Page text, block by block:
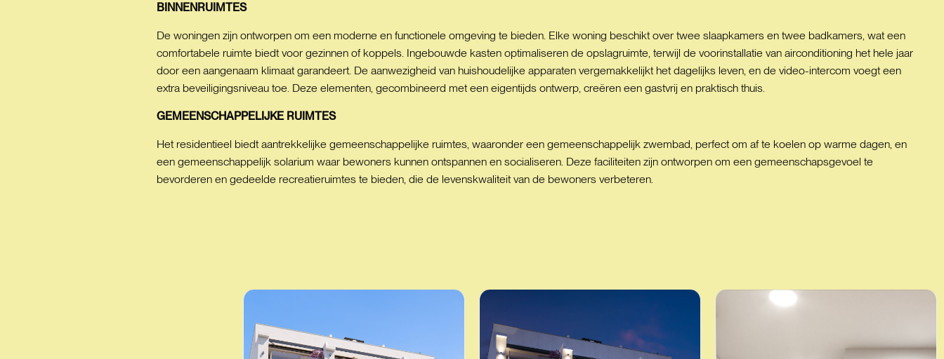
BINNENRUIMTES
De woningen zijn ontworpen om een moderne en functionele omgeving te bieden. Elke woning beschikt over twee slaapkamers en twee badkamers, wat een
comfortabele ruimte biedt voor gezinnen of koppels. Ingebouwde kasten optimaliseren de opslagruimte, terwijl de voorinstallatie van airconditioning het hele jaar
door een aangenaam klimaat garandeert. De aanwezigheid van huishoudelijke apparaten vergemakkelijkt het dagelijks leven, en de video-intercom voegt een
extra beveiligingsniveau toe. Deze elementen, gecombineerd met een eigentijds ontwerp, creëren een gastvrij en praktisch thuis.
GEMEENSCHAPPELIJKE RUIMTES
Het residentieel biedt aantrekkelijke gemeenschappelijke ruimtes, waaronder een gemeenschappelijk zwembad, perfect om af te koelen op warme dagen, en
een gemeenschappelijk solarium waar bewoners kunnen ontspannen en socialiseren. Deze faciliteiten zijn ontworpen om een gemeenschapsgevoel te
bevorderen en gedeelde recreatieruimtes te bieden, die de levenskwaliteit van de bewoners verbeteren.